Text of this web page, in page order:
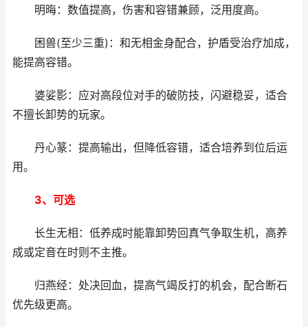
明晦：数值提高，伤害和容错兼顾，泛用度高。
困兽(至少三重)：和无相金身配合，护盾受治疗加成，
能提高容错。
婆娑影：应对高段位对手的破防技，闪避稳妥，适合
不擅长卸势的玩家。
丹心篆：提高输出，但降低容错，适合培养到位后运
用。
3、可选
长生无相：低养成时能靠卸势回真气争取生机，高养
成或定音在时则不主推。
归燕经：处决回血，提高气竭反打的机会，配合断石
优先级更高。